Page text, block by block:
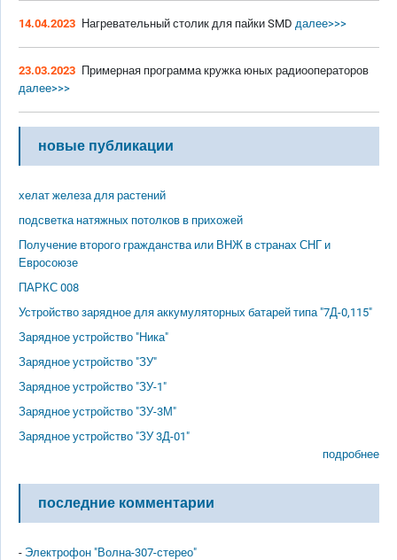
14.04.2023 Нагревательный столик для пайки SMD далее>>>
23.03.2023 Примерная программа кружка юных радиооператоров
далее>>>
новые публикации
хелат железа для растений
подсветка натяжных потолков в прихожей
Получение второго гражданства или ВНЖ в странах СНГ и
Евросоюзе
ПАРКС 008
Устройство зарядное для аккумуляторных батарей типа "7Д-0,115"
Зарядное устройство "Ника"
Зарядное устройство "ЗУ"
Зарядное устройство "ЗУ-1"
Зарядное устройство "ЗУ-3М"
Зарядное устройство "ЗУ 3Д-01"
подробнее
последние комментарии
- Электрофон "Волна-307-стерео"